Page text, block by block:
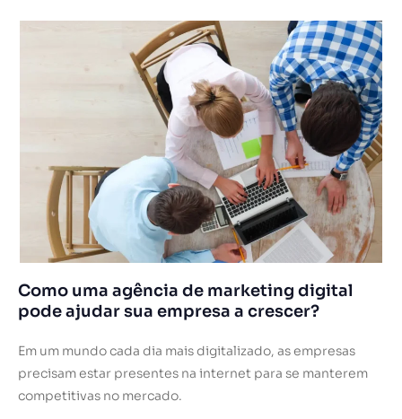
Como uma agência de marketing digital
pode ajudar sua empresa a crescer?
Em um mundo cada dia mais digitalizado, as empresas
precisam estar presentes na internet para se manterem
competitivas no mercado.